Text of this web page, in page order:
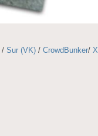
/ Sur (VK) / CrowdBunker/ X